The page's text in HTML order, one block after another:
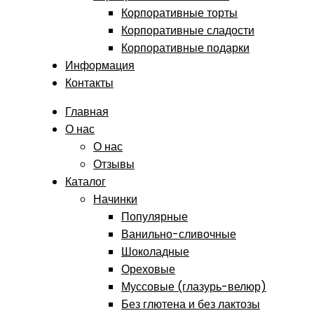
Корпоративные торты
Корпоративные сладости
Корпоративные подарки
Информация
Контакты
Главная
О нас
О нас
Отзывы
Каталог
Начинки
Популярные
Ванильно-сливочные
Шоколадные
Ореховые
Муссовые (глазурь-велюр)
Без глютена и без лактозы